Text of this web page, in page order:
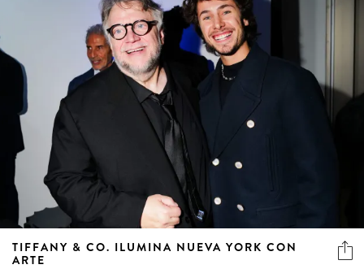
TIFFANY & CO. ILUMINA NUEVA YORK CON
ARTE